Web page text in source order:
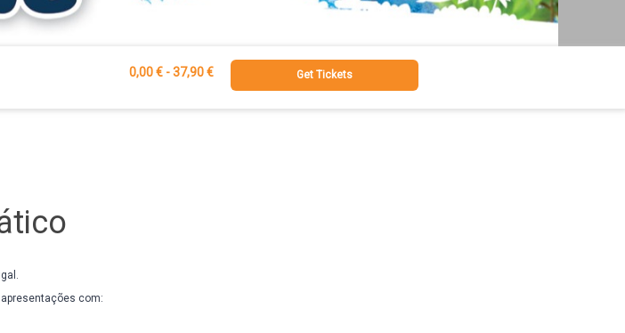
0,00 € - 37,90 € Get Tickets
com: